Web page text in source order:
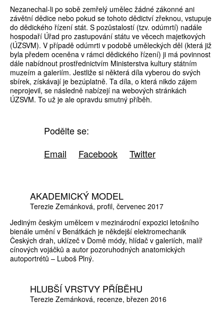
Nezanechal-li po sobě zemřelý umělec žádné zákonné ani
závětní dědice nebo pokud se tohoto dědictví zřeknou, vstupuje
do dědického řízení stát. S pozůstalostí (tzv. odúmrtí) nadále
hospodaří Úřad pro zastupování státu ve věcech majetkových
(ÚZSVM). V případě odúmrti v podobě uměleckých děl (která již
byla předem oceněna v rámci dědického řízení) ji má povinnost
dále nabídnout prostřednictvím Ministerstva kultury státním
muzeím a galeriím. Jestliže si některá díla vyberou do svých
sbírek, získávají je bezúplatně. Ta díla, o která nikdo zájem
neprojevil, se následně nabízejí na webových stránkách
ÚZSVM. To už je ale opravdu smutný příběh.
Podělte se:
Email
Facebook Twitter
AKADEMICKÝ MODEL
Terezie Zemánková profil červenec 2017
Jediným českým umělcem v mezinárodní expozici letošního
bienále umění v Benátkách je někdejší elektromechanik
Českých drah, uklízeč v Domě módy, hlídač v galeriích, malíř
cínových vojáčků a autor pozoruhodných anatomických
autoportrétů – Luboš Plný.
HLUBŠÍ VRSTVY PŘÍBĚHU
Terezie Zemánková recenze březen 2016